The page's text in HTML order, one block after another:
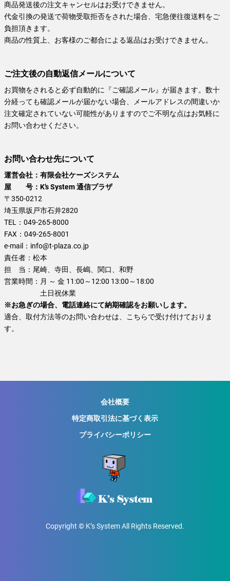
商品発送後の注文キャンセルはお受けできません。
代金引換の発送で荷物受取拒否をされた場合、宅急便往復送料をご
負担頂きます。
商品の性質上、お客様のご都合による返品はお受けできません。
ご注文後の自動返信メールについて
お買物をされると必ず自動的に『ご確認メール』が届きます。数十
分経っても確認メールが届かない場合、メールアドレスの間違いか
注文確定されていない可能性がありますのでご不明な点はお気軽に
お問い合わせください。
お問い合わせ先について
運営会社：有限会社ケーズシステム
屋 号：K’s System 通信プラザ
〒350-0212
埼玉県坂戸市石井2820
TEL： 049-265-8000
FAX： 049-265-8001
e-mail： info@t-plaza.co.jp
責任者： 松本
担 当： 尾崎、寺田、長嶋、関口、和野
営業時間： 月 ～ 金 11:00～12:00 13:00～18:00
土日祝休業
※お急ぎの場合、電話連絡にて納期確認をお願いします。
適合、取付方法等のお問い合わせは、こちらで受け付けておりま
す。
会社概要
特定商取引法に基づく表示
プライバシーポリシー
Copyright © K’s System All Rights Reserved.